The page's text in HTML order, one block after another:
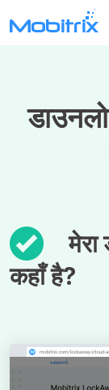
मेरा
कहाँ है?